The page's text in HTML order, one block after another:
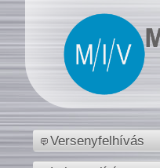
Versenyfelhívás